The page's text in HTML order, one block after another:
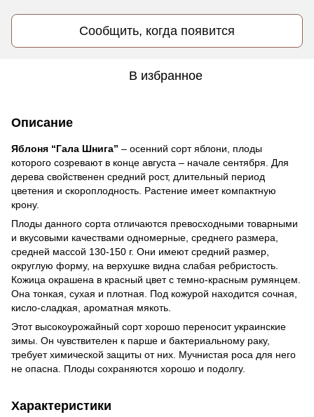
Сообщить, когда появится
В избранное
Описание
Яблоня “Гала Шнига” – осенний сорт яблони, плоды
которого созревают в конце августа – начале сентября. Для
дерева свойственен средний рост, длительный период
цветения и скороплодность. Растение имеет компактную
крону.
Плоды данного сорта отличаются превосходными товарными
и вкусовыми качествами одномерные, среднего размера,
средней массой 130-150 г. Они имеют средний размер,
округлую форму, на верхушке видна слабая ребристость.
Кожица окрашена в красный цвет с темно-красным румянцем.
Она тонкая, сухая и плотная. Под кожурой находится сочная,
кисло-сладкая, ароматная мякоть.
Этот высокоурожайный сорт хорошо переносит украинские
зимы. Он чувствителен к парше и бактериальному раку,
требует химической защиты от них. Мучнистая роса для него
не опасна. Плоды сохраняются хорошо и подолгу.
Характеристики